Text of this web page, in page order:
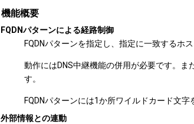
機能概要
FQDNパターンによる経路制御
FQDNパターンを指定し、指定に一致するホ
動作にはDNS中継機能の併用が必要です。
す。
FQDNパターンには1か所ワイルドカード文字
外部情報との連動